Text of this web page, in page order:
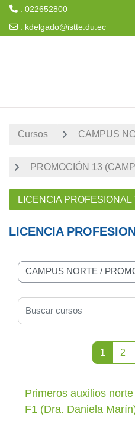
: 022652800
: kdelgado@istte.du.ec
Cursos CAMPUS
PROMOCIÓN 13
LICENCIA PROFESIONAL
LICENCIA
Categorías
Buscar cursos
1 2
Primeros auxilios
F1 (Dra. Daniela